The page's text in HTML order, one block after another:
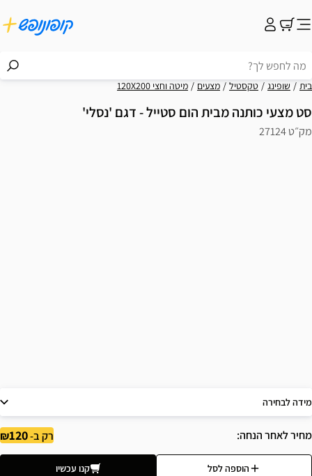
בית שופינג טקסטיל מצעים מיטה וחצי 120X200
סט מצעי כותנה מבית הום סטייל - דגם 'נסלי'
מק״ט 27124
מידה לבחירה
מחיר לאחר הנחה רק ב-120
הוספה לסל קנו עכשיו